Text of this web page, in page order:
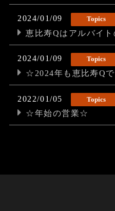
2024/01/09 Topics
恵比寿Qはアルバイトの待遇を刷新！飲食
2024/01/09 Topics
☆2024年も恵比寿Qで食
2022/01/05 Topics
☆年始の営業☆